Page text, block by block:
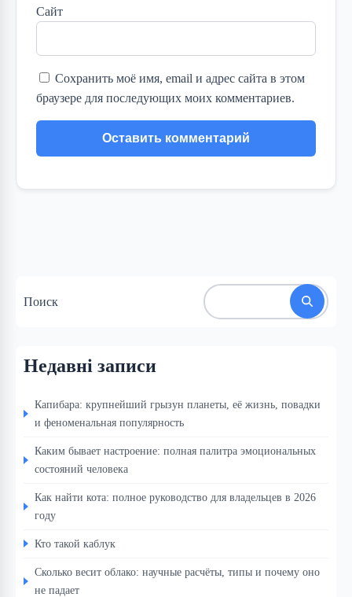
Сайт
Сохранить моё имя, email и адрес сайта в этом
браузере для последующих моих комментариев.
Поиск
Недавні записи
Капибара: крупнейший грызун планеты, её жизнь, повадки
и феноменальная популярность
Каким бывает настроение: полная палитра эмоциональных
состояний человека
Как найти кота: полное руководство для владельцев в 2026
году
Кто такой каблук
Сколько весит облако: научные расчёты, типы и почему оно
не падает